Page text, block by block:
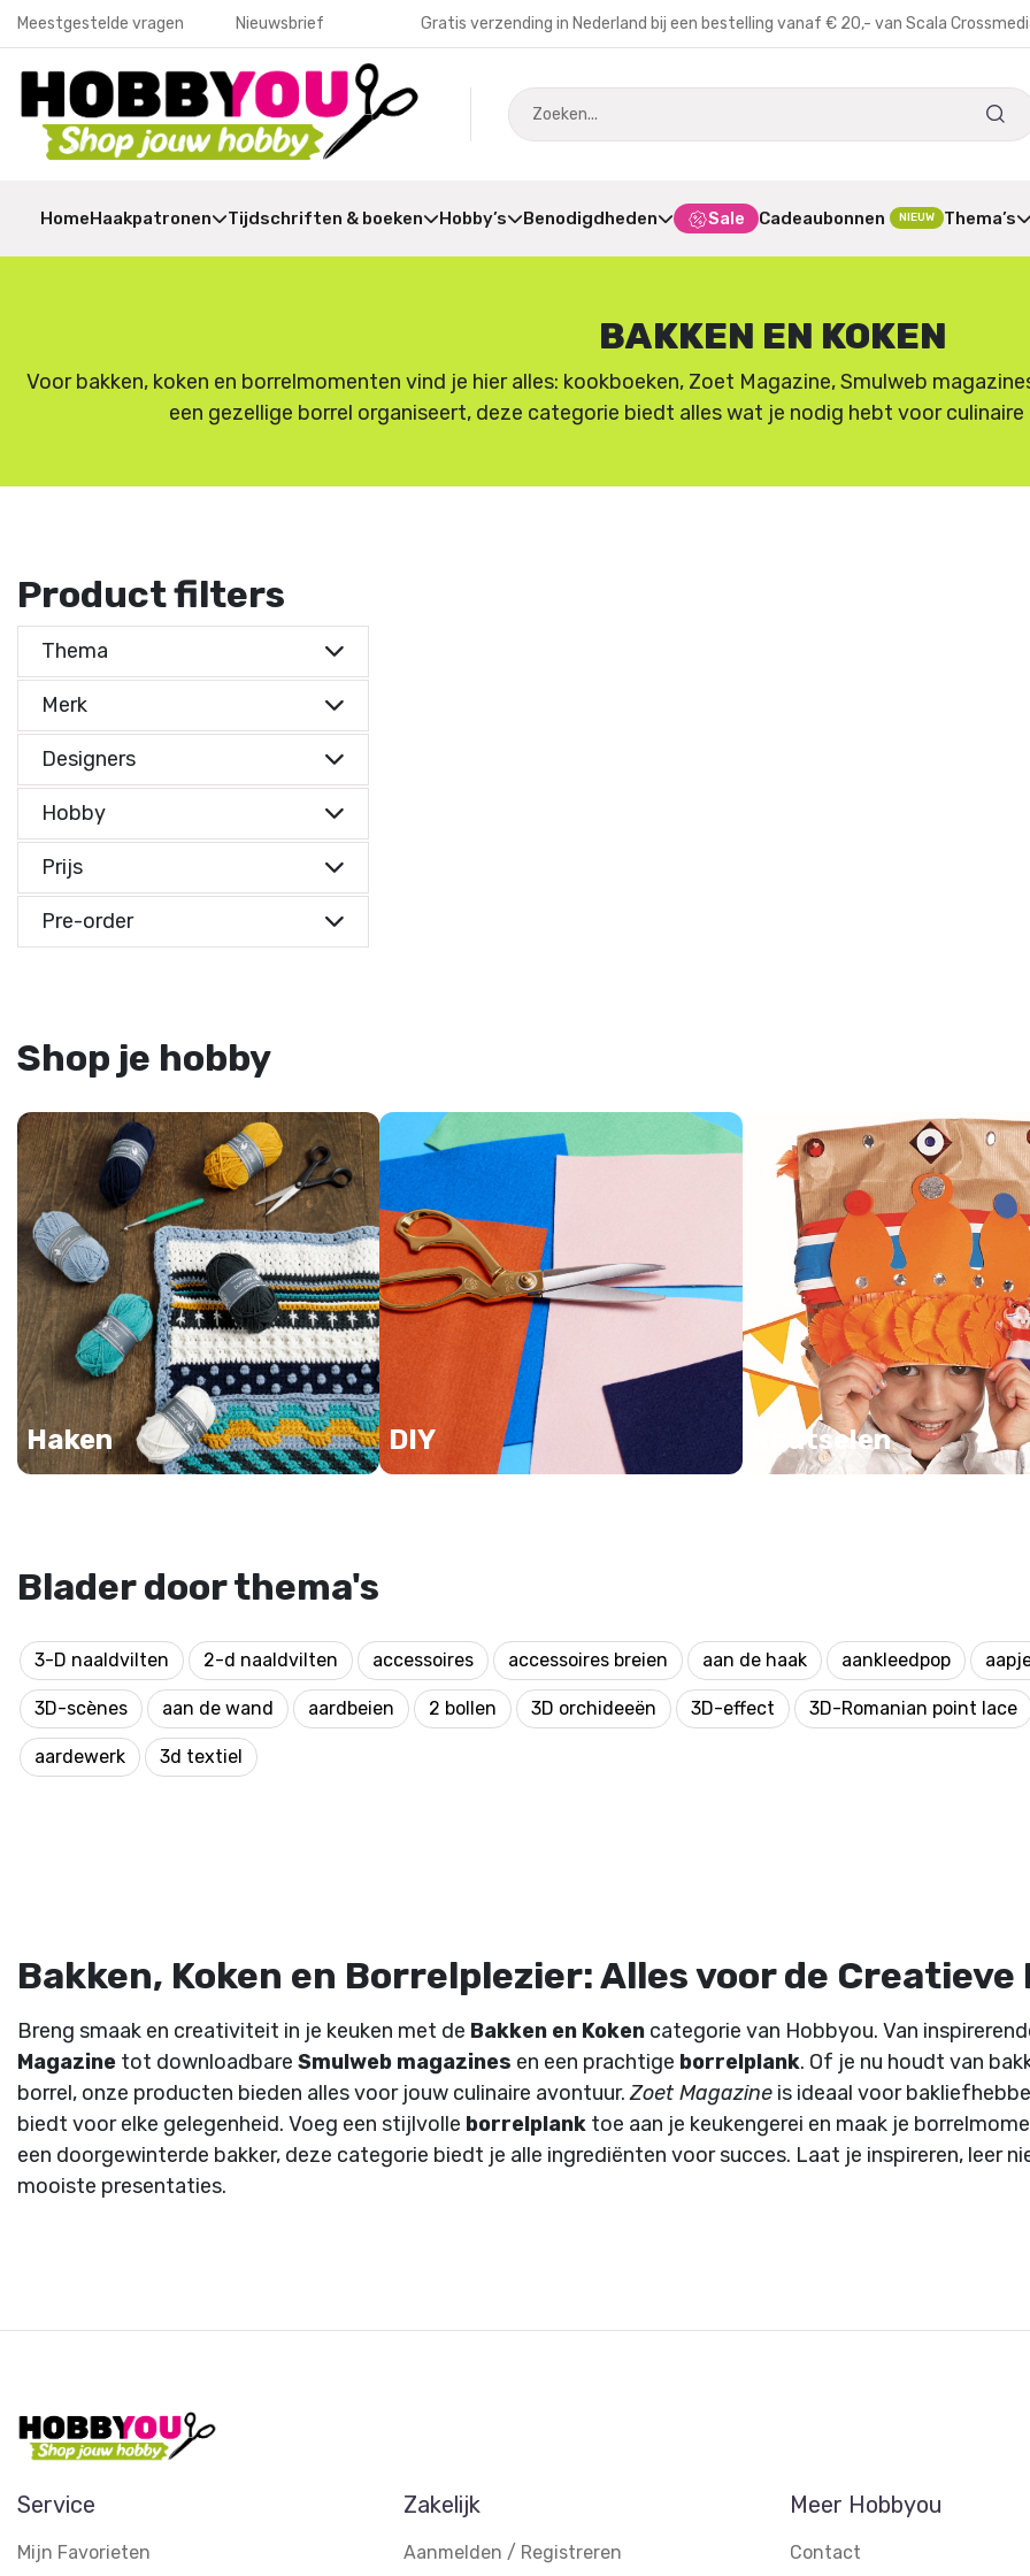
Meestgestelde vragen Nieuwsbrief Gratis verzending in Nederland bij een bestelling vanaf € 20,- van Scala
HomeHaakpatronen Tijdschriften & boeken Hobby’s Benodigdheden Sale Cadeaubonnen NIEUW Thema’s
BAKKEN EN KOKEN
Voor bakken, koken en borrelmomenten vind je hier alles: kookboeken, Zoet Magazine, Smulweb
een gezellige borrel organiseert, deze categorie biedt alles wat je nodig hebt voor
Product filters
Thema
Merk
Designers
Hobby
Prijs
Prijs indicatie
Pre-order
Shop je hobby
Haken DIY Knutselen
Blader door thema's
3-D naaldvilten 2-d naaldvilten accessoires accessoires breien aan de haak aankleedpop
3D-scènes aan de wand aardbeien 2 bollen 3D orchideeën 3D-effect 3D-Romanian point lace
aardewerk 3d textiel
Bakken, Koken en Borrelplezier: Alles voor de Creatieve
Breng smaak en creativiteit in je keuken met de Bakken en Koken categorie van Hobbyou. Van
Magazine tot downloadbare Smulweb magazines en een prachtige borrelplank. Of je nu houdt van
borrel, onze producten bieden alles voor jouw culinaire avontuur.Zoet Magazine is ideaal voor
biedt voor elke gelegenheid. Voeg een stijlvolle borrelplank toe aan je keukengerei en maak je
een doorgewinterde bakker, deze categorie biedt je alle ingrediënten voor succes. Laat je inspireren, leer
mooiste presentaties.
Service
Mijn Favorieten
Zakelijk
Aanmelden / Registreren
Meer Hobbyou
Contact